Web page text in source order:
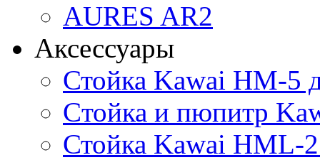
AURES AR2
Аксессуары
Стойка Kawai HM-5
Cтойка и пюпитр
Стойка Kawai HML-